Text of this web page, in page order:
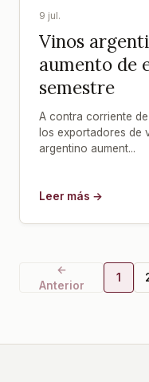
9 jul.
Vinos
aumento de
semestre
A contra corriente
los exportadores de
argentino aument...
Leer más →
←
Anterior
1